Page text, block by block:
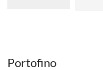
Portofino